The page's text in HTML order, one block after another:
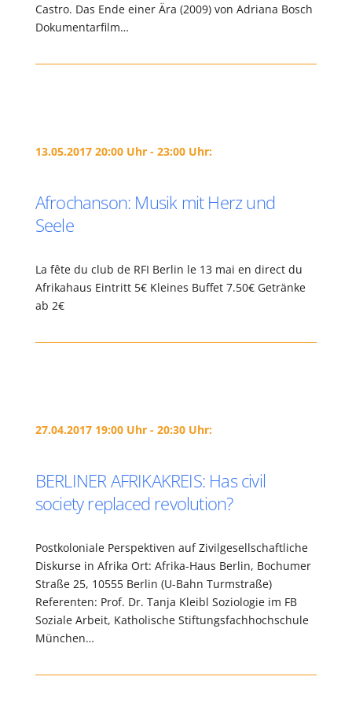
Castro. Das Ende einer Ära (2009) von Adriana Bosch
Dokumentarfilm…
13.05.2017 20:00 Uhr - 23:00 Uhr:
Afrochanson: Musik mit Herz und
Seele
La fête du club de RFI Berlin le 13 mai en direct du
Afrikahaus Eintritt 5€ Kleines Buffet 7.50€ Getränke
ab 2€
27.04.2017 19:00 Uhr - 20:30 Uhr:
BERLINER AFRIKAKREIS: Has civil
society replaced revolution?
Postkoloniale Perspektiven auf Zivilgesellschaftliche
Diskurse in Afrika Ort: Afrika-Haus Berlin, Bochumer
Straße 25, 10555 Berlin (U-Bahn Turmstraße)
Referenten: Prof. Dr. Tanja Kleibl Soziologie im FB
Soziale Arbeit, Katholische Stiftungsfachhochschule
München…